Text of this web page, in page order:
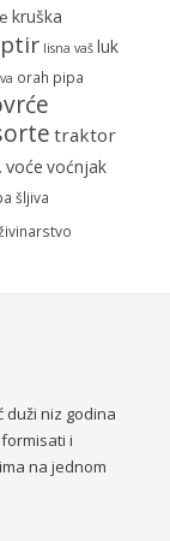
kruška
lisna vaš luk
orah pipa
traktor
voće voćnjak
šljiva
živinarstvo
duži niz godina
i
na jednom